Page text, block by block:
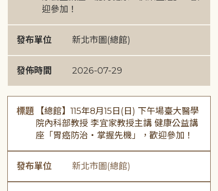
迎參加！
發布單位 新北市圖(總館)
發佈時間 2026-07-29
標題
【總館】115年8月15日(日) 下午場臺大醫學
院內科部教授 李宜家教授主講 健康公益講
座「胃癌防治・掌握先機」，歡迎參加！
發布單位 新北市圖(總館)